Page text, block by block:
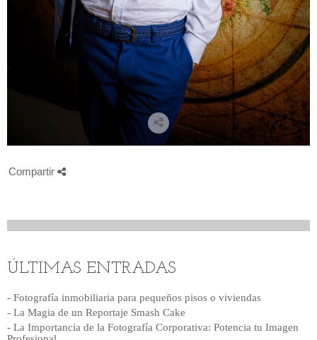
Compartir
ÚLTIMAS ENTRADAS
- Fotografía inmobiliaria para pequeños pisos o viviendas
- La Magia de un Reportaje Smash Cake
- La Importancia de la Fotografía Corporativa: Potencia tu Imagen